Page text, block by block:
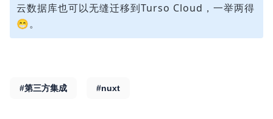
云数据库也可以无缝迁移到Turso Cloud，一举两得
😁。
#第三方集成 #nuxt